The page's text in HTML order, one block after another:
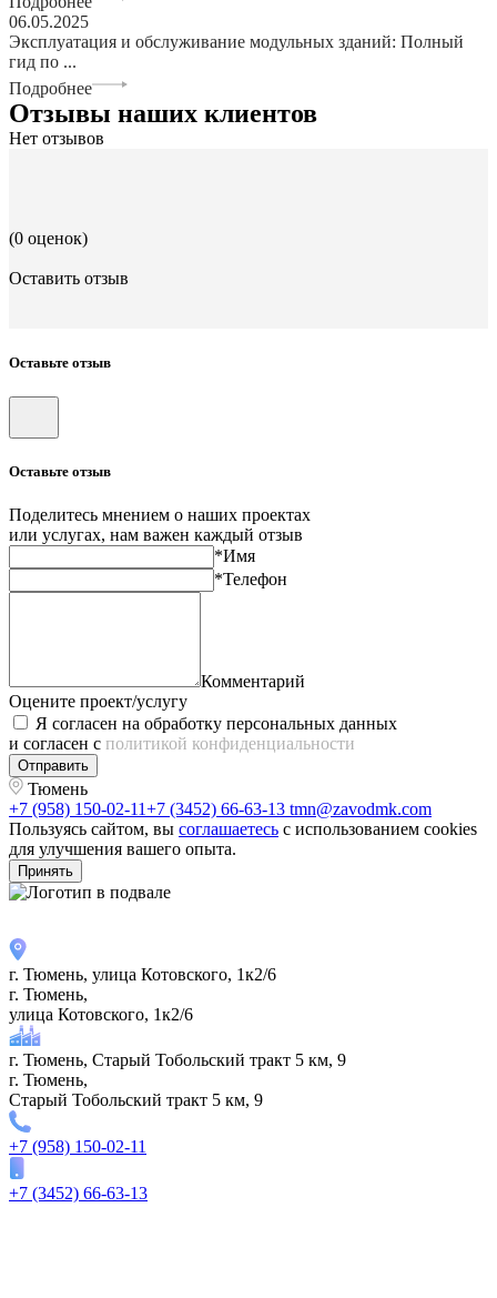
06.05.2025
Эксплуатация и обслуживание модульных зданий: Полный
гид по ...
Подробнее
Отзывы наших клиентов
Нет отзывов
(0 оценок)
Оставить отзыв
Оставьте отзыв
Оставьте отзыв
Поделитесь мнением о наших проектах
или услугах, нам важен каждый отзыв
*Имя
*Телефон
Комментарий
Оцените проект/услугу
Я согласен на обработку персональных данных
и согласен с политикой конфиденциальности
Отправить
Тюмень
+7 (958) 150-02-11+7 (3452) 66-63-13 tmn@zavodmk.com
Пользуясь сайтом, вы соглашаетесь с использованием cookies
для улучшения вашего опыта.
Принять
г. Тюмень, улица Котовского, 1к2/6
г. Тюмень,
улица Котовского, 1к2/6
г. Тюмень, Старый Тобольский тракт 5 км, 9
г. Тюмень,
Старый Тобольский тракт 5 км, 9
+7 (958) 150-02-11
+7 (3452) 66-63-13